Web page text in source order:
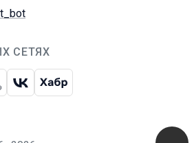
СЕТЯХ
чат канал
ВКонтакте
Хабр